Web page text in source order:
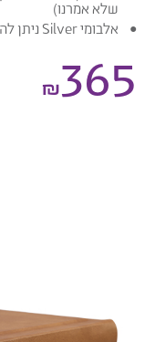
שלא אמרנו)
אלבומי Silver ניתן להכין אך ורק מהמחשב
365
₪